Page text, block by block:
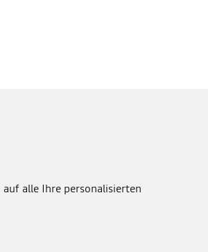
alle Ihre personalisierten